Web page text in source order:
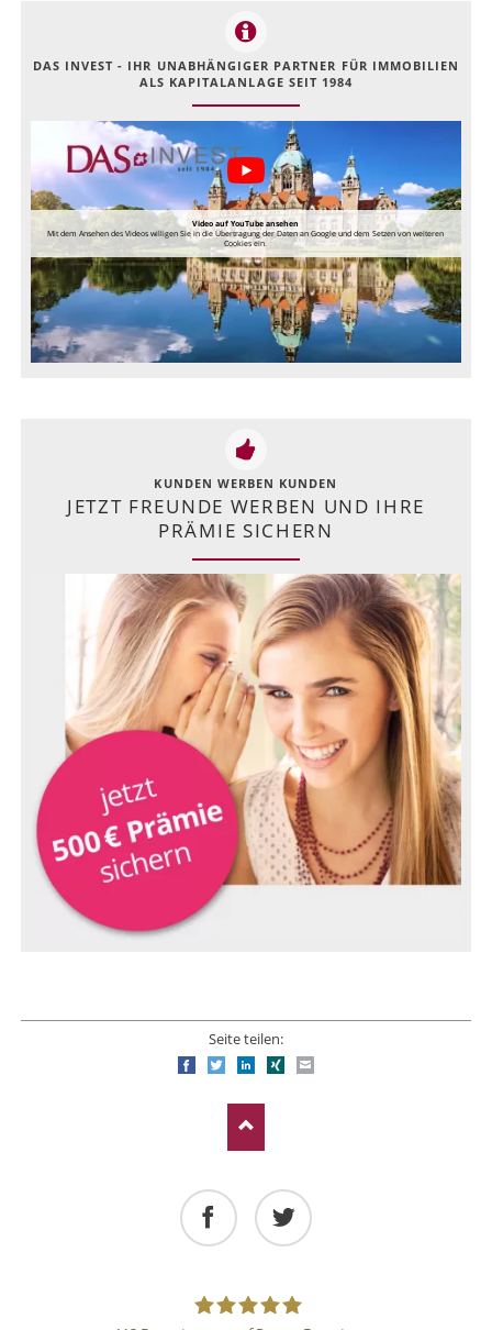
DAS INVEST - IHR UNABHÄNGIGER PARTNER FÜR IMMOBILIEN
ALS KAPITALANLAGE SEIT 1984
Video auf YouTube ansehen
Mit dem Ansehen des Videos willigen Sie in die Übertragung der Daten an Google und dem Setzen von weiteren
Cookies ein.
KUNDEN WERBEN KUNDEN
JETZT FREUNDE WERBEN UND IHRE
PRÄMIE SICHERN
Seite teilen:
FacebookTwitterLinkedIn
Xing